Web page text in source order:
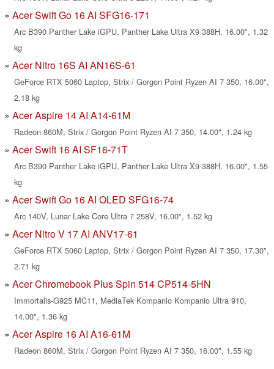
Acer Swift Go 16 AI SFG16-171
Arc B390 Panther Lake iGPU, Panther Lake Ultra X9 388H, 16.00", 1.32
kg
Acer Nitro 16S AI AN16S-61
GeForce RTX 5060 Laptop, Strix / Gorgon Point Ryzen AI 7 350, 16.00",
2.18 kg
Acer Aspire 14 AI A14-61M
Radeon 860M, Strix / Gorgon Point Ryzen AI 7 350, 14.00", 1.24 kg
Acer Swift 16 AI SF16-71T
Arc B390 Panther Lake iGPU, Panther Lake Ultra X9 388H, 16.00", 1.55
kg
Acer Swift Go 16 AI OLED SFG16-74
Arc 140V, Lunar Lake Core Ultra 7 258V, 16.00", 1.52 kg
Acer Nitro V 17 AI ANV17-61
GeForce RTX 5060 Laptop, Strix / Gorgon Point Ryzen AI 7 350, 17.30",
2.71 kg
Acer Chromebook Plus Spin 514 CP514-5HN
Immortalis-G925 MC11, MediaTek Kompanio Kompanio Ultra 910,
14.00", 1.36 kg
Acer Aspire 16 AI A16-61M
Radeon 860M, Strix / Gorgon Point Ryzen AI 7 350, 16.00", 1.55 kg